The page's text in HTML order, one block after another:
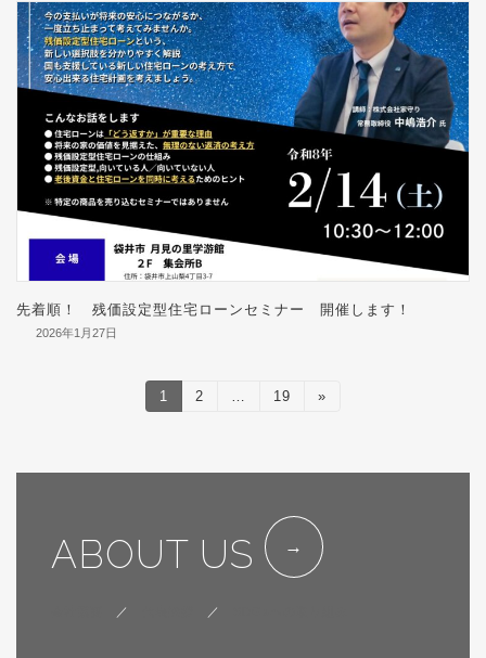
先着順！ 残価設定型住宅ローンセミナー 開催します！
2026年1月27日
の
固
定
ジ
1
固
ジ
2 …
固
ジ
19 »
ABOUT US
／ ／